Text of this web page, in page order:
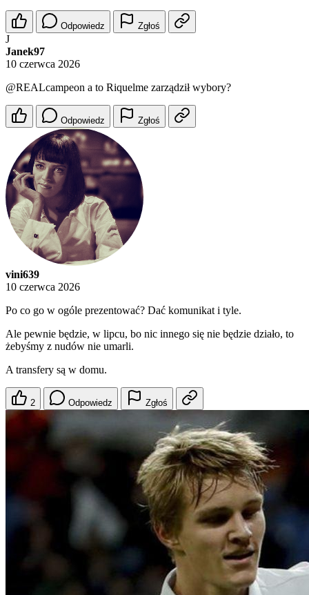
Odpowiedz Zgłoś
J
Janek97
10 czerwca 2026
@REALcampeon a to Riquelme zarządził wybory?
Odpowiedz Zgłoś
vini639
10 czerwca 2026
Po co go w ogóle prezentować? Dać komunikat i tyle.
Ale pewnie będzie, w lipcu, bo nic innego się nie będzie działo, to
żebyśmy z nudów nie umarli.
A transfery są w domu.
2 Odpowiedz Zgłoś